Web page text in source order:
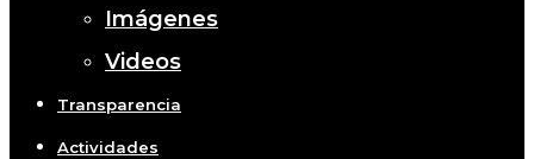
Imágenes
Videos
Transparencia
Actividades